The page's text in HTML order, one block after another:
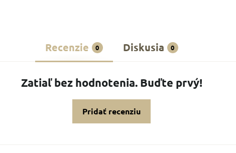
Recenzie 0 Diskusia 0
Zatiaľ bez hodnotenia. Buďte prvý!
Pridať recenziu